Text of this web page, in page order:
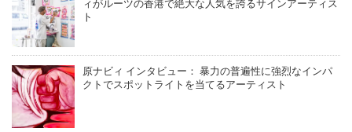
ィがルーツの香港で絶大な人気を誇るサインアーティス
ト
原ナビィ インタビュー： 暴力の普遍性に強烈なインパ
クトでスポットライトを当てるアーティスト